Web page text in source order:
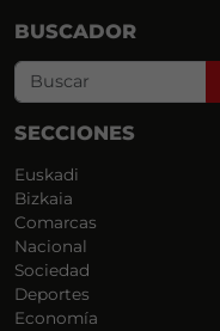
BUSCADOR
SECCIONES
Euskadi
Bizkaia
Comarcas
Nacional
Sociedad
Deportes
Economía